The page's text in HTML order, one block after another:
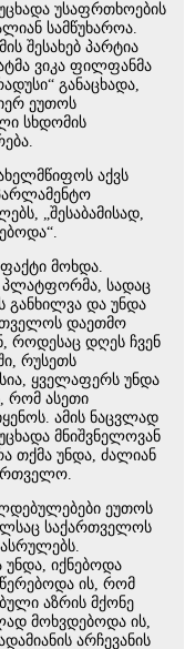
უსაფრთხოების
სამწუხაროა.
შესახებ პარტია
ვიკა ფილფანმა
განაცხადა,
ეუთოს
სხდომის
აქვს
„შესაბამისად,
მოხდა.
პლატფორმა, სადაც
განხილვა და უნდა
დაეთმო
როდესაც დღეს ჩვენ
რუსეთს
ყველაფერს უნდა
რომ ასეთი
ამის ნაცვლად
მნიშვნელოვან
თქმა უნდა, ძალიან
ეუთოს
საქართველოს
უნდა, იქნებოდა
ის, რომ
აზრის მქონე
მოხვდებოდა ის,
არჩევანის